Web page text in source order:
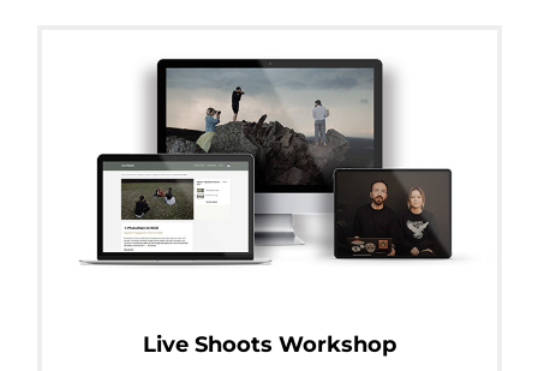
Live Shoots Workshop